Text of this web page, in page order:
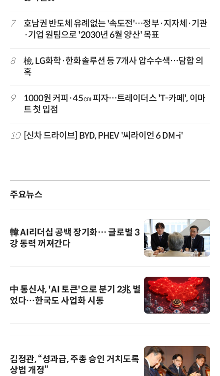
7
호남권 반도체 유례없는 '속도전'…정부·지자체·기관
·기업 원팀으로 '2030년 6월 양산' 목표
8
檢, LG화학·한화솔루션 등 7개사 압수수색…담합 의
혹
9
1000원 커피·45㎝ 피자…트레이더스 'T-카페', 이마
트 첫 입점
10 [신차 드라이브] BYD, PHEV '씨라이언 6 DM-i'
주요뉴스
韓 AI리더십 공백 장기화… 글로벌 3
강 동력 꺼져간다
中 통신사, 'AI 토큰'으로 분기 2兆 벌
었다…한국도 사업화 시동
김정관, “성과급, 주총 승인 거치도록
상법 개정”